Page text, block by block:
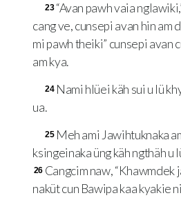
23 “Avan pawh vaia
cang ve, cunsepi avan hin am
mi pawh theiki” cunsepi avan
am kya.
24 Nami hlüei käh sui u lü
ua.
25 Meh ami Jawihtuknaka
ksingeinaka üng käh ngthäh u
26 Cangcim naw, “Khawmdek
naküt cun Bawipa kaa kyakie